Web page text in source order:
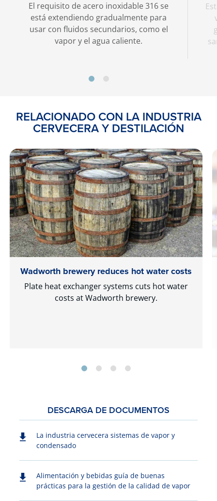
El requisito de acero inoxidable 316 se
está extendiendo gradualmente para
usar con fluidos secundarios, como el
vapor y el agua caliente.
RELACIONADO CON LA INDUSTRIA
CERVECERA Y DESTILACIÓN
Wadworth brewery reduces hot water costs
Plate heat exchanger systems cuts hot water
costs at Wadworth brewery.
DESCARGA DE DOCUMENTOS
La industria cervecera sistemas de vapor y
condensado
Alimentación y bebidas guía de buenas
prácticas para la gestión de la calidad de vapor